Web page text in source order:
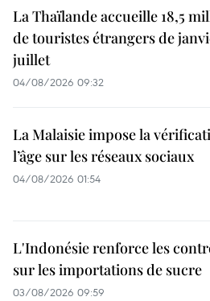
La Thaïlande accueille 18,5
de touristes étrangers de
juillet
04/08/2026 09:32
La Malaisie impose la
l’âge sur les réseaux sociaux
04/08/2026 01:54
L'Indonésie renforce les
sur les importations de sucre
03/08/2026 09:59